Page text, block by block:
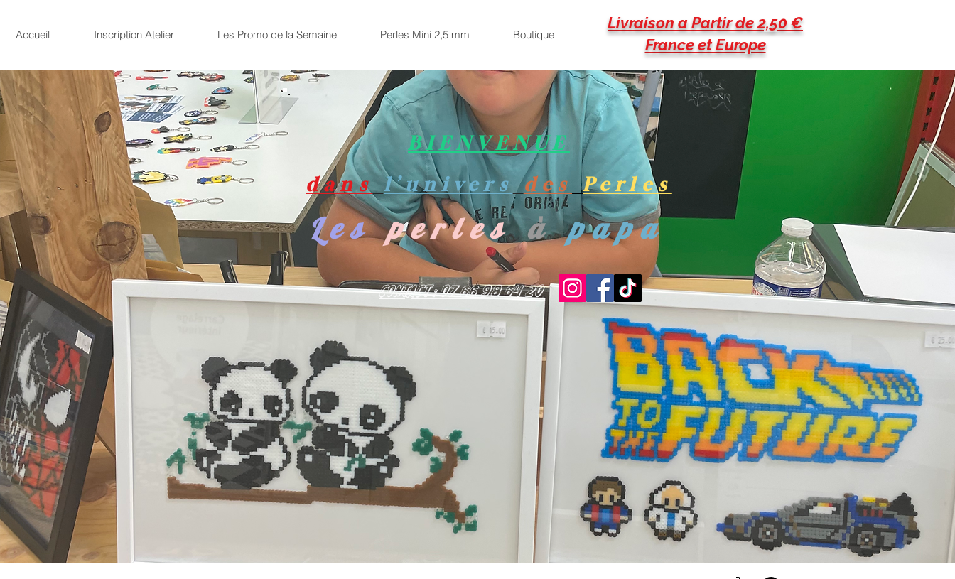
Accueil Inscription Atelier Les Promo de la Semaine Perles Mini 2,5 mm Boutique
Livraison a Partir de 2,50 €
France et Europe
BIENVENUE
dans
l’univers des Perles
Les perles à papa
Contact : 07 66 98 64 20